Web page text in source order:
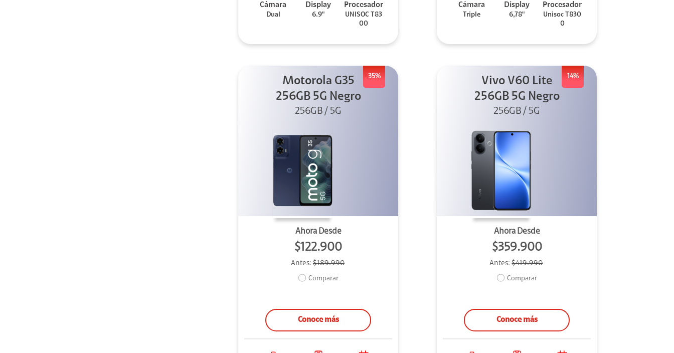
Cámara
Dual
Display
6.9"
Procesador
UNISOC T83
00
Cámara
Triple
Display
6,78"
Procesador
Unisoc T830
0
35%
Motorola G35
256GB 5G Negro
256GB / 5G
Ahora Desde
$122.900
Antes: $189.990
Comparar
Conoce más
14%
Vivo V60 Lite
256GB 5G Negro
256GB / 5G
Ahora Desde
$359.900
Antes:$419.990
Comparar
Conoce más